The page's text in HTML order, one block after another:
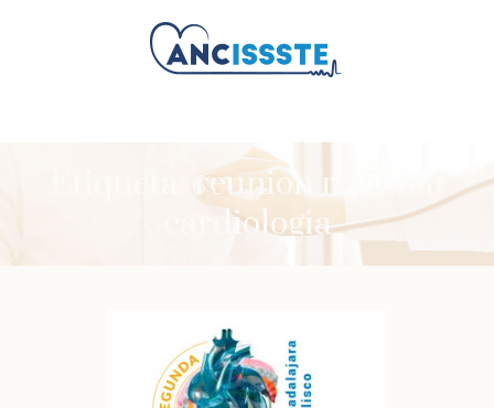
reunion regional
cardiologia